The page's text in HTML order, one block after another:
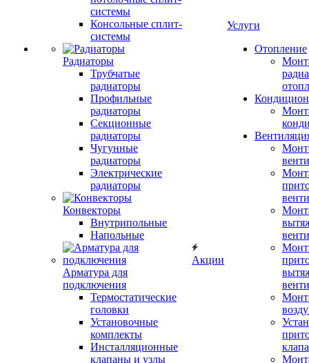
системы
Консольные сплит-
системы
Радиаторы
Трубчатые
радиаторы
Профильные
радиаторы
Секционные
радиаторы
Чугунные
радиаторы
Электрические
радиаторы
Конвекторы
Внутрипольные
Напольные
Арматура для
подключения
Термостатические
головки
Установочные
комплекты
Инсталляционные
клапаны и узлы
Акции
Услуги
Отопление